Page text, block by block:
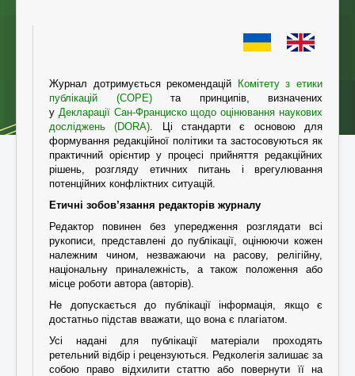
Журнал дотримується рекомендацій Комітету з етики
публікацій (COPE)та принципів, визначених
у Декларації Сан-Франциско щодо оцінювання наукових
досліджень (DORA) . Ці стандарти є основою для
формування редакційної політики та застосовуються як
практичний орієнтир у процесі прийняття редакційних
рішень, розгляду етичних питань і врегулювання
потенційних конфліктних ситуацій.
Етичні зобов’язання редакторів журналу
Редактор повинен без упередження розглядати всі
рукописи, представлені до публікації, оцінюючи кожен
належним чином, незважаючи на расову, релігійну,
національну приналежність, а також положення або
місце роботи автора (авторів).
Не допускається до публікації інформація, якщо є
достатньо підстав вважати, що вона є плагіатом.
Усі надані для публікації матеріали проходять
ретельний відбір і рецензуються. Редколегія залишає за
собою право відхилити статтю або повернути її на